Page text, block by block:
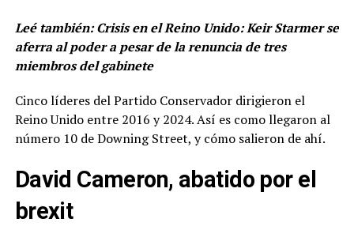
Leé también:Crisis en el Reino Unido: Keir Starmer se
aferra al poder a pesar de la renuncia de tres
miembros del gabinete
Cinco líderes del Partido Conservador dirigieron el
Reino Unido entre 2016 y 2024. Así es como llegaron al
número 10 de Downing Street, y cómo salieron de ahí.
David Cameron, abatido por el
brexit